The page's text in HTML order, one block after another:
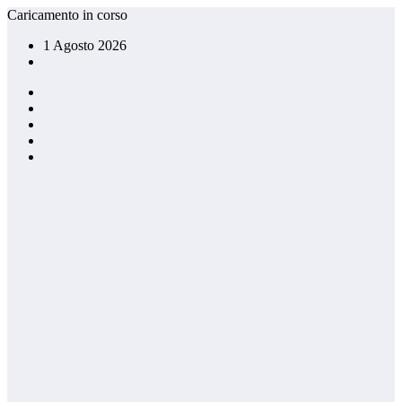
Vai
contenuto
Caricamento in corso
1 Agosto 2026